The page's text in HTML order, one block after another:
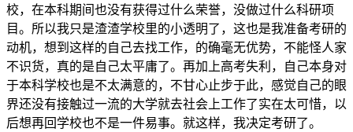
校，在本科期间也没有获得过什么荣誉，没做过什么科研项
目。所以我只是渣渣学校里的小透明了，这也是我准备考研的
动机，想到这样的自己去找工作，的确毫无优势，不能怪人家
不识货，真的是自己太平庸了。再加上高考失利，自己本身对
于本科学校也是不太满意的，不甘心止步于此，感觉自己的眼
界还没有接触过一流的大学就去社会上工作了实在太可惜，以
后想再回学校也不是一件易事。就这样，我决定考研了。